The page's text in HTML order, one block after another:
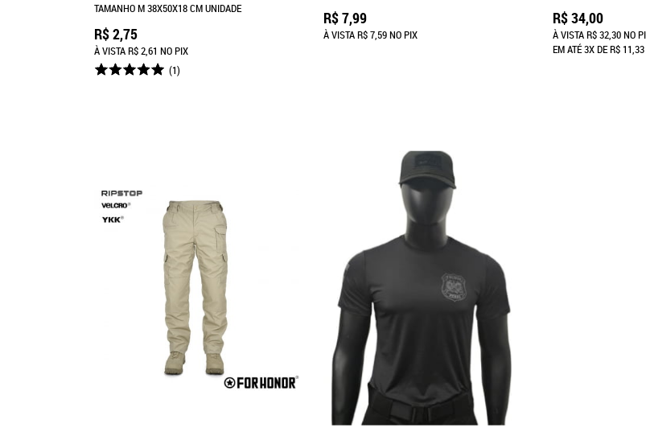
TAMANHO M 38X50X18 CM UNIDADE
R$ 2,75
À VISTAR$ 2,61 NO PIX
(1)
R$ 7,99
À VISTAR$ 7,59NO PIX
R$ 34,00
À VISTAR$ 32,30NO
EM ATÉ3XDER$ 11,33